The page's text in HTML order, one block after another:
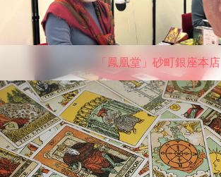
「鳳凰堂」砂町銀座本店